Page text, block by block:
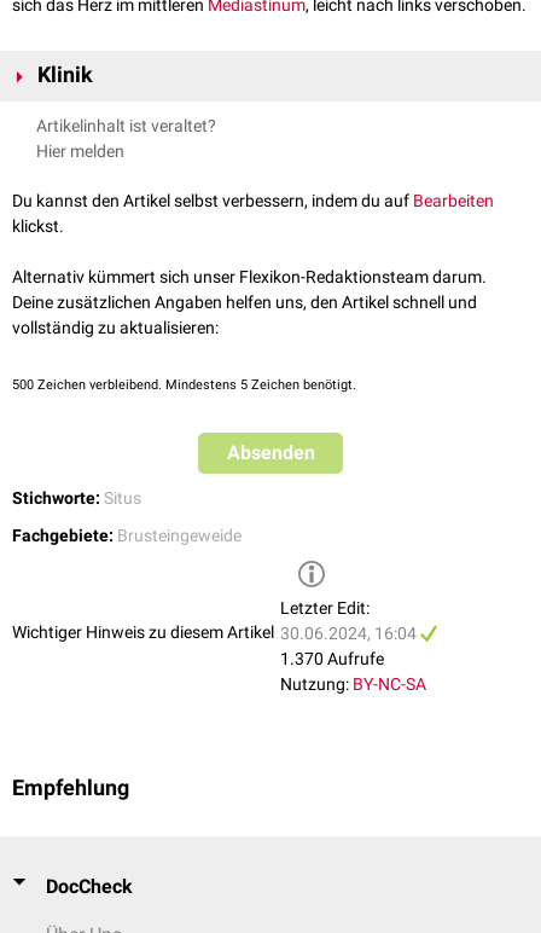
sich das Herz im mittleren Mediastinum, leicht nach links verschoben.
Klinik
Mögliche Anomalien des Situs cordis sind:
Situs solitus: Die physiologische Position des Herzens auf der linken
Situs inversus: Eine spiegelbildliche Lage des Herzens auf der rechten
Thoraxseite, die mit oder ohne assoziierte Anomalien der übrigen
Situs ambiguus(Heterotaxie): Eine atypische, oftmals
asymmetrische Anordnung der inneren Organe einschließlich des
Herzens, häufig verbunden mit komplexen
Die präzise Bestimmung des Situs cordis ist für die Diagnostik und
Artikelinhalt ist veraltet?
Hier melden
Du kannst den Artikel selbst verbessern, indem du auf Bearbeiten
klickst.
Alternativ kümmert sich unser Flexikon-Redaktionsteam darum.
Deine zusätzlichen Angaben helfen uns, den Artikel schnell und
vollständig zu aktualisieren:
500 Zeichen verbleibend. Mindestens 5 Zeichen benötigt.
Absenden
Stichworte: Situs
Fachgebiete: Brusteingeweide
Wichtiger Hinweis zu diesem Artikel
Letzter Edit:
30.06.2024, 16:04
1.370 Aufrufe
Nutzung: BY-NC-SA
Empfehlung
DocCheck